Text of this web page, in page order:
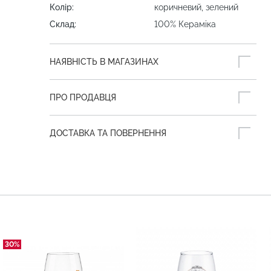
Колір:
коричневий, зелений
Склад:
100% Кераміка
НАЯВНІСТЬ В МАГАЗИНАХ
ПРО ПРОДАВЦЯ
ДОСТАВКА ТА ПОВЕРНЕННЯ
30%